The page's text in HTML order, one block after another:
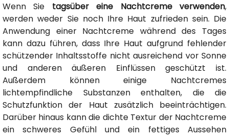
Wenn Sie tagsüber eine Nachtcreme verwenden,
werden weder Sie noch Ihre Haut zufrieden sein. Die
Anwendung einer Nachtcreme während des Tages
kann dazu führen, dass Ihre Haut aufgrund fehlender
schützender Inhaltsstoffe nicht ausreichend vor Sonne
und anderen äußeren Einflüssen geschützt ist.
Außerdem können einige Nachtcremes
lichtempfindliche Substanzen enthalten, die die
Schutzfunktion der Haut zusätzlich beeinträchtigen.
Darüber hinaus kann die dichte Textur der Nachtcreme
ein schweres Gefühl und ein fettiges Aussehen